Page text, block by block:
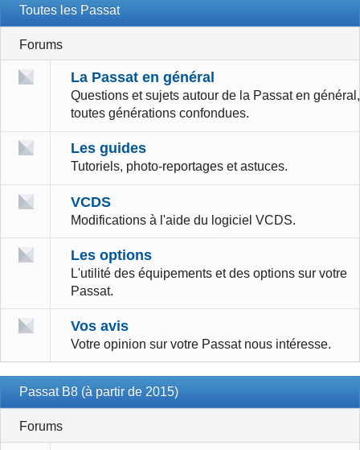
Toutes les Passat
Forums
La Passat en général
Questions et sujets autour de la Passat en général,
toutes générations confondues.
Les guides
Tutoriels, photo-reportages et astuces.
VCDS
Modifications à l'aide du logiciel VCDS.
Les options
L'utilité des équipements et des options sur votre
Passat.
Vos avis
Votre opinion sur votre Passat nous intéresse.
Passat B8 (à partir de 2015)
Forums